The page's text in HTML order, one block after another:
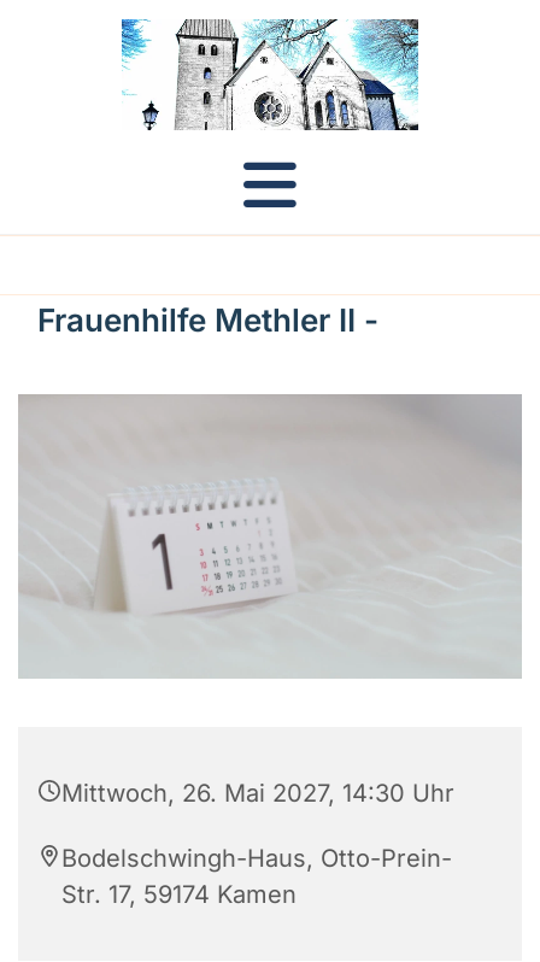
Frauenhilfe Methler II -
Mittwoch, 26. Mai 2027, 14:30 Uhr
Bodelschwingh-Haus, Otto-Prein-
Str. 17, 59174 Kamen